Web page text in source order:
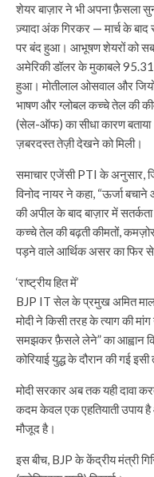
शेयर बाज़ार ने भी अपना फ़ैसला
ज़्यादा अंक गिरकर — मार्च के
पर बंद हुआ। आभूषण शेयरों को
अमेरिकी डॉलर के मुकाबले
हुआ। मोतीलाल ओसवाल और
भाषण और ग्लोबल कच्चे तेल की
(सेल-ऑफ) का सीधा कारण
ज़बरदस्त तेज़ी देखने को मिली।
समाचार एजेंसी PTI के अनुसार,
विनोद नायर ने कहा, “ऊर्जा
की अपील के बाद बाज़ार में
कच्चे तेल की बढ़ती कीमतों,
पड़ने वाले आर्थिक असर का
‘राष्ट्रीय हित में’
BJP IT सेल के प्रमुख अमित
मोदी ने किसी तरह के त्याग की
समझकर फ़ैसले लेने” का आह्वान
कोरियाई युद्ध के दौरान की गई
मोदी सरकार अब तक यही दावा
कदम केवल एक एहतियाती उपाय है
मौजूद है।
इस बीच, BJP के केंद्रीय मंत्री